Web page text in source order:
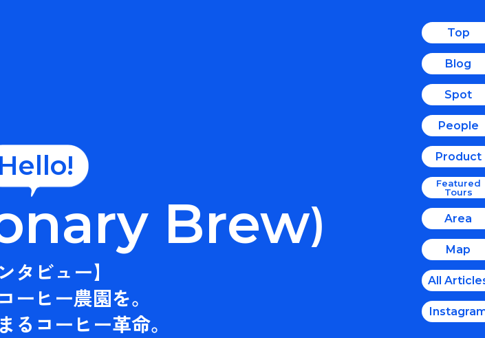
Hello!
Brew)
タビュー】
ーヒー農園を。
るコーヒー革命。
Top
Blog
Spot
People
Product
Featured
Tours
Area
Map
All